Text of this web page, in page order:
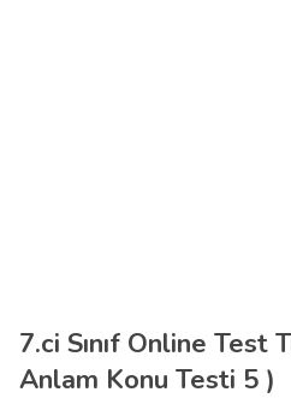
7.ci Sınıf Online Test
Anlam Konu Testi 5 )